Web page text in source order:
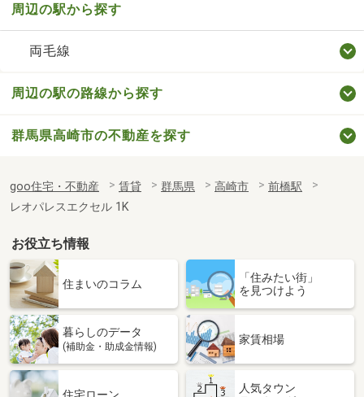
周辺の駅から探す
両毛線
周辺の駅の路線から探す
群馬県高崎市の不動産を探す
goo住宅・不動産 賃貸 群馬県 高崎市
前橋駅
レオパレスエクセル 1K
お役立ち情報
住まいのコラム
「住みたい街」
を見つけよう
暮らしのデータ
(補助金・助成金情報)
家賃相場
住宅ローン
人気タウン